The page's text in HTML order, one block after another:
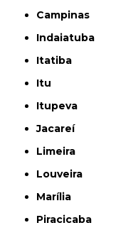
Campinas
Indaiatuba
Itatiba
Itu
Itupeva
Jacareí
Limeira
Louveira
Marília
Piracicaba